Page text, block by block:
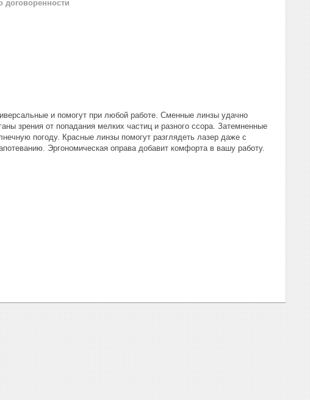
договоренности
и помогут при любой работе. Сменные линзы удачно
зрения от попадания мелких частиц и разного ссора. Затемненные
погоду. Красные линзы помогут разглядеть лазер даже с
Эргономическая оправа добавит комфорта в вашу работу.